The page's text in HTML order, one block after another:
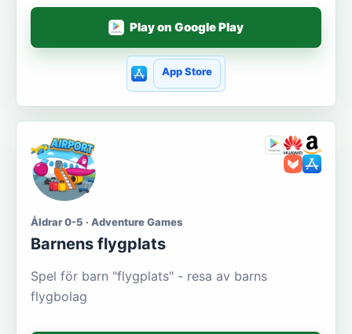
Play on Google Play
App Store
Åldrar 0-5 · Adventure Games
Barnens flygplats
Spel för barn "flygplats" - resa av barns
flygbolag